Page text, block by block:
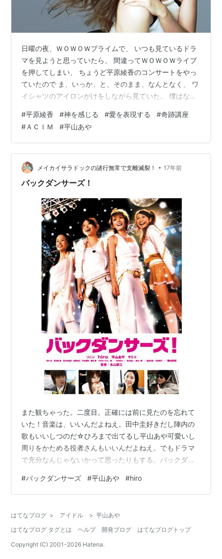
日曜の夜、ＷＯＷＯＷプライムで、 いつも見ているドラ
マを見ようと思っていたら、 間違ってＷＯＷＯＷライブ
を押してしまい、 ちょうど平原綾香のコンサートをやっ
ていたので ま、いっか、と、そのまま、なんとなく、 ワ
イシャツのアイロンがけをしながら見ていた。 僕はなぜ
て、 今日見ていて、あれ、なんかちがうなあ、 と思い、
目を凝らしてよく確認すると、 平山あやとは別人だった
ことに初めて気づいた。 そう、海外に長く住んでいる
と、有名人の、 顔と名前がごっちゃになることがよくあ
るのだ。 上戸彩と石原さとみも（あや、という名前多す
ぎ！） 最近になってようや…
#平原綾香 #神を感じる #愛を表現する #奇跡講座
#ＡＣＩＭ #平山あや
メイカイサラドックの諸行無常で支離滅裂！ • 17年前
バックダンサーズ！
また観ちゃった。二度目。正確には前に見たのを忘れて
いた！音楽は、いいんだよねえ。田中圭好きだし陣内の
歌もいいしつのだ☆ひろまで出てるし平山あや可愛いし
周りをかためる役者さんもいいんだよねえ。でもドラマ
で充分なんじゃないかって思ったりもする。バックダン
クだよ、バック。
#バックダンサーズ #平山あや #hiro
はてなブログ > アイドル > 平山あや
はてなブログ タグとは
ヘルプ 開発ブログ
はてなブログトップ
Copyright (C) 2001-2026 Hatena.